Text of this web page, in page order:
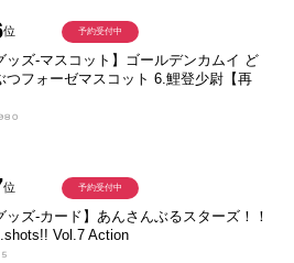
位
ッズ-マスコット】ゴールデンカムイ ど
つフォーゼマスコット 6.鯉登少尉【再
予約受付中
位
ッズ-カード】あんさんぶるスターズ！！
Vol.7 Action
予約受付中